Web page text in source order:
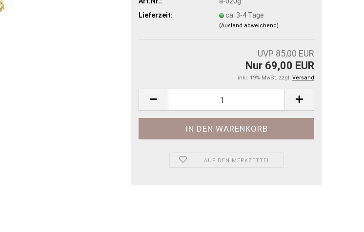
Lieferzeit:
ca. 3-4 Tage
(Ausland abweichend)
UVP 85,00 EUR
Nur 69,00 EUR
inkl. 19% MwSt. zzgl. Versand
AUF DEN MERKZETTEL